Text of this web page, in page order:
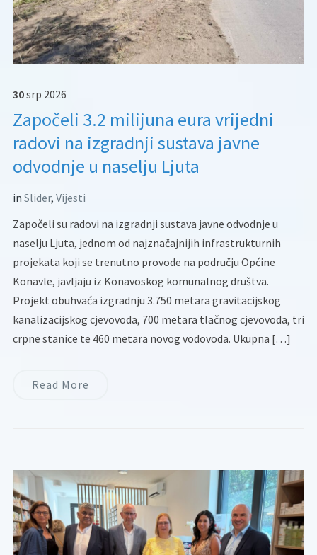
30srp 2026
Započeli 3.2 milijuna eura vrijedni
radovi na izgradnji sustava javne
odvodnje u naselju Ljuta
in Slider, Vijesti
Započeli su radovi na izgradnji sustava javne odvodnje u
naselju Ljuta, jednom od najznačajnijih infrastrukturnih
projekata koji se trenutno provode na području Općine
Konavle, javljaju iz Konavoskog komunalnog društva.
Projekt obuhvaća izgradnju 3.750 metara gravitacijskog
kanalizacijskog cjevovoda, 700 metara tlačnog cjevovoda, tri
crpne stanice te 460 metara novog vodovoda. Ukupna […]
Read More